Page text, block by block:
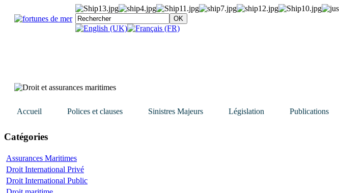
Accueil Polices et clauses Sinistres Majeurs Législation Publications
Catégories
Assurances Maritimes
Droit International Privé
Droit International Public